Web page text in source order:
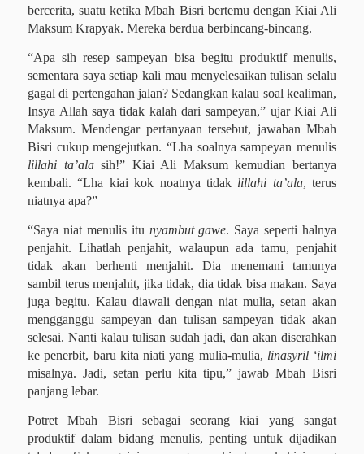
bercerita, suatu ketika Mbah Bisri bertemu dengan Kiai Ali
Maksum Krapyak. Mereka berdua berbincang-bincang.
“Apa sih resep sampeyan bisa begitu produktif menulis,
sementara saya setiap kali mau menyelesaikan tulisan selalu
gagal di pertengahan jalan? Sedangkan kalau soal kealiman,
Insya Allah saya tidak kalah dari sampeyan,” ujar Kiai Ali
Maksum. Mendengar pertanyaan tersebut, jawaban Mbah
Bisri cukup mengejutkan. “Lha soalnya sampeyan menulis
lillahi ta’alasih!” Kiai Ali Maksum kemudian bertanya
kembali. “Lha kiai kok noatnya tidak lillahi ta’ala, terus
niatnya apa?”
“Saya niat menulis itu nyambut gawe. Saya seperti halnya
penjahit. Lihatlah penjahit, walaupun ada tamu, penjahit
tidak akan berhenti menjahit. Dia menemani tamunya
sambil terus menjahit, jika tidak, dia tidak bisa makan. Saya
juga begitu. Kalau diawali dengan niat mulia, setan akan
mengganggu sampeyan dan tulisan sampeyan tidak akan
selesai. Nanti kalau tulisan sudah jadi, dan akan diserahkan
ke penerbit, baru kita niati yang mulia-mulia, linasyril ‘ilmi
misalnya. Jadi, setan perlu kita tipu,” jawab Mbah Bisri
panjang lebar.
Potret Mbah Bisri sebagai seorang kiai yang sangat
produktif dalam bidang menulis, penting untuk dijadikan